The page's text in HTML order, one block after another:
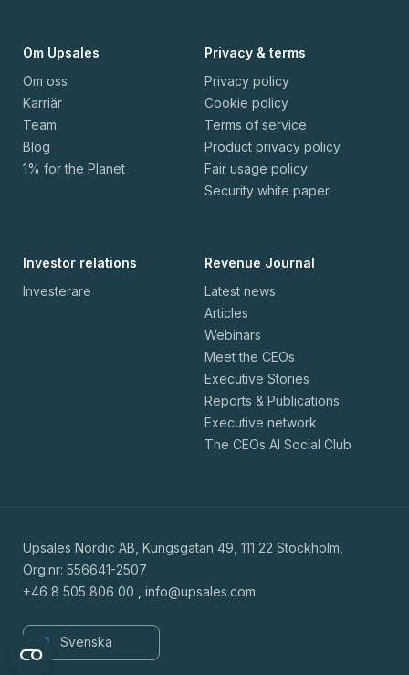
Om Upsales
Om oss
Karriär
Team
Blog
1% for the Planet
Privacy & terms
Privacy policy
Cookie policy
Terms of service
Product privacy policy
Fair usage policy
Security white paper
Investor relations
Investerare
Revenue Journal
Latest news
Articles
Webinars
Meet the CEOs
Executive Stories
Reports & Publications
Executive network
The CEOs AI Social Club
Upsales Nordic AB, Kungsgatan 49, 111 22 Stockholm,
Org.nr: 556641-2507
+46 8 505 806 00
info@upsales.com
Svenska